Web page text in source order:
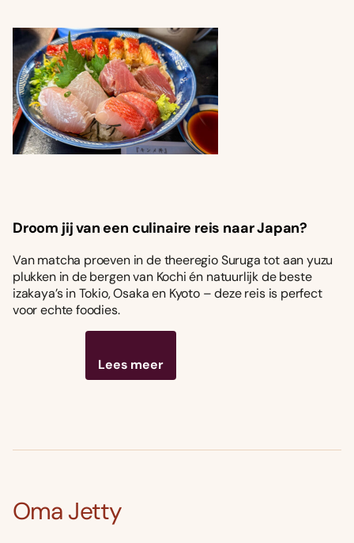
Droom jij van een culinaire reis naar Japan?
Van matcha proeven in de theeregio Suruga tot aan yuzu
plukken in de bergen van Kochi én natuurlijk de beste
izakaya’s in Tokio, Osaka en Kyoto – deze reis is perfect
voor echte foodies.
Lees meer
Oma Jetty